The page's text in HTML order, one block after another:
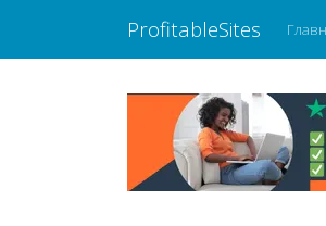
ProfitableSites